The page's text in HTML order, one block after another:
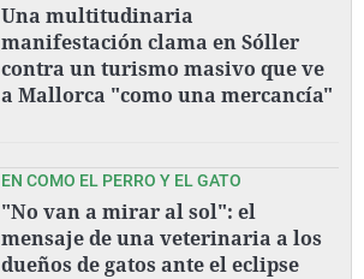
Una multitudinaria
manifestación clama en Sóller
contra un turismo masivo que ve
a Mallorca "como una mercancía"
EN COMO EL PERRO Y EL GATO
"No van a mirar al sol": el
mensaje de una veterinaria a los
dueños de gatos ante el eclipse